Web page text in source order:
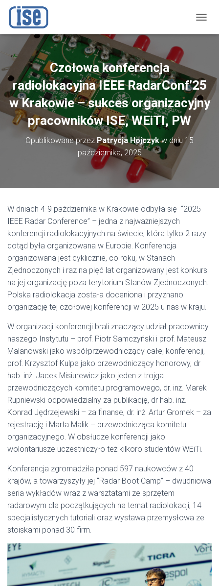
R
Ą
C
Z
N
A
W
Czołowa konferencja
radiolokacyjna IEEE RadarConf’25
w Krakowie – sukces organizacyjny
pracowników ISE, WEiTI, PW
Opublikowane przez Patrycja Hojczykw dniu 15
października, 2025
W dniach 4-9 października w Krakowie odbyła się “2025
IEEE Radar Conference” – jedna z najważniejszych
konferencji radiolokacyjnych na świecie, która tylko 2 razy
dotąd była organizowana w Europie. Konferencja
organizowana jest cyklicznie, co roku, w Stanach
Zjednoczonych i raz na pięć lat organizowany jest konkurs
na jej organizację poza terytorium Stanów Zjednoczonych.
Polska radiolokacja została doceniona i przyznano
organizację tej czołowej konferencji w 2025 u nas w kraju.
W organizacji konferencji brali znaczący udział pracownicy
naszego Instytutu – prof. Piotr Samczyński i prof. Mateusz
Malanowski jako współprzewodniczący całej konferencji,
prof. Krzysztof Kulpa jako przewodniczący honorowy, dr
hab. inż. Jacek Misiurewicz jako jeden z trojga
przewodniczących komitetu programowego, dr. inż. Marek
Rupniewski odpowiedzialny za publikację, dr hab. inż.
Konrad Jędrzejewski – za finanse, dr. inż. Artur Gromek – za
rejestrację i Marta Malik – przewodnicząca komitetu
organizacyjnego. W obsłudze konferencji jako
wolontariusze uczestniczyło też kilkoro studentów WEiTi.
Konferencja zgromadziła ponad 597 naukowców z 40
krajów, a towarzyszyły jej “Radar Boot Camp” – dwudniowa
seria wykładów wraz z warsztatami ze sprzętem
radarowym dla początkujących na temat radiolokacji, 14
specjalistycznych tutoriali oraz wystawa przemysłowa ze
stoiskami ponad 30 firm.